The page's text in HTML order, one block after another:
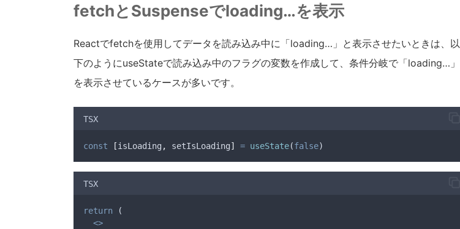
fetchとSuspenseでloading…を表示
Reactでfetchを使用してデータを読み込み中に「loading…」と表示させたいときは、以
下のようにuseStateで読み込み中のフラグの変数を作成して、条件分岐で「loading…」
を表示させているケースが多いです。
TSX
const [isLoading , setIsLoading] = useState(false)
TSX
return (
<>